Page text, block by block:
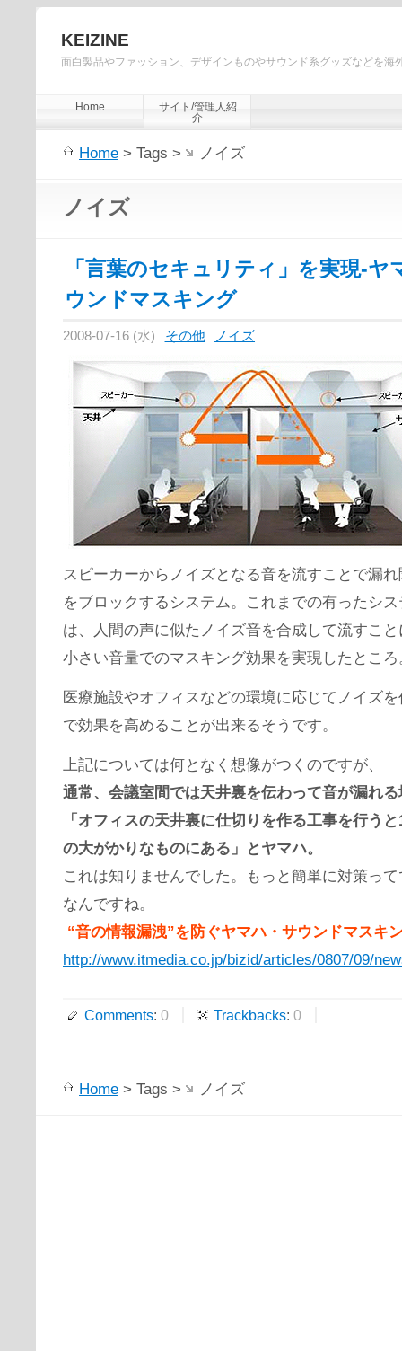
KEIZINE
面白製品やファッション、デザインものやサウンド系グッズなどを海
Home
サイト/管理人紹
介
Home > Tags > ノイズ
ノイズ
「言葉のセキュリティ」を実現-ヤ
ウンドマスキング
2008-07-16 (水) その他 ノイズ
スピーカーからノイズとなる音を流すことで漏
をブロックするシステム。これまでの有ったシ
は、人間の声に似たノイズ音を合成して流すこ
小さい音量でのマスキング効果を実現したところ
医療施設やオフィスなどの環境に応じてノイズ
で効果を高めることが出来るそうです。
上記については何となく想像がつくのですが、
通常、会議室間では天井裏を伝わって音が漏れ
「オフィスの天井裏に仕切りを作る工事を行う
の大がかりなものにある」とヤマハ。
これは知りませんでした。もっと簡単に対策っ
なんですね。
“音の情報漏洩”を防ぐヤマハ・サウンドマスキ
http://www.itmedia.co.jp/bizid/articles/0807/09/
Comments: 0 Trackbacks: 0
Home > Tags > ノイズ